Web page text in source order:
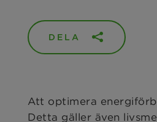
DELA
Att optimera
Detta gäller även